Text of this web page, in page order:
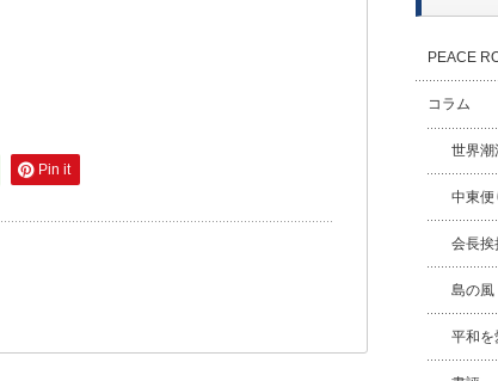
Pin it
PEACE
コラム
世界潮
中東便
会長挨
島の風
平和を